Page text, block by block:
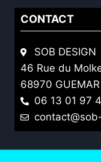
CONTACT
SOB DESIGN
46 Rue du
68970 GUEMAR
06 13 01 97